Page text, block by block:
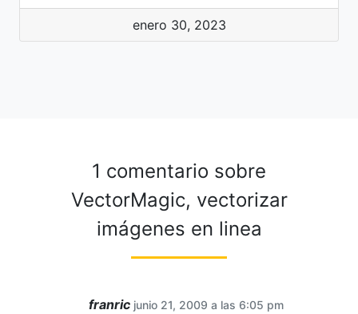
enero 30, 2023
1 comentario sobre
VectorMagic, vectorizar
imágenes en linea
franric junio 21, 2009 a las 6:05 pm